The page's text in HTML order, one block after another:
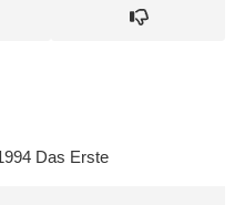
Das Erste